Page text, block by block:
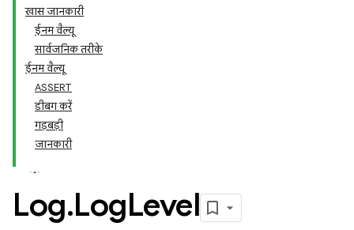
खास जानकारी
ईनम वैल्यू
सार्वजनिक तरीके
ईनम वैल्यू
ASSERT
डीबग करें
गड़बड़ी
जानकारी
Log.LogLevel